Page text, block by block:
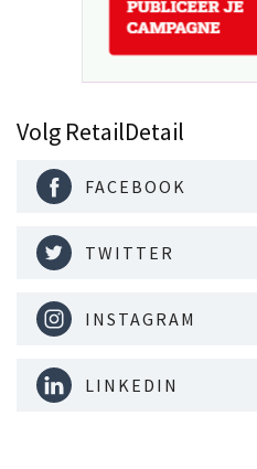
Volg RetailDetail
FACEBOOK
TWITTER
INSTAGRAM
LINKEDIN